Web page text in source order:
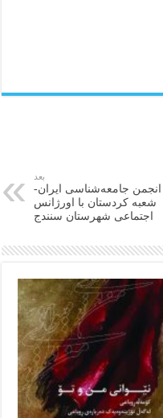
بعد
انجمن جامعه‌شناسی ایران-
شعبه کردستان با اورژانس
اجتماعی شهرستان سنندج